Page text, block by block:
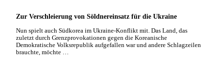
Zur Verschleierung von Söldnereinsatz für die Ukraine
Nun spielt auch Südkorea im Ukraine-Konflikt mit. Das Land, das
zuletzt durch Grenzprovokationen gegen die Koreanische
Demokratische Volksrepublik aufgefallen war und andere Schlagzeilen
brauchte, möchte …